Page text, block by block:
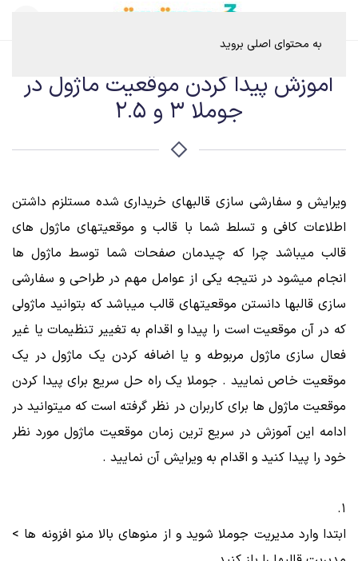
به محتوای اصلی بروید
آموزش پیدا کردن موقعیت ماژول در
جوملا 3 و 2.5
ویرایش و سفارشی سازی قالبهای خریداری شده مستلزم داشتن
اطلاعات کافی و تسلط شما با قالب و موقعیتهای ماژول های
قالب میباشد چرا که چیدمان صفحات شما توسط ماژول ها
انجام میشود در نتیجه یکی از عوامل مهم در طراحی و سفارشی
سازی قالبها دانستن موقعیتهای قالب میباشد که بتوانید ماژولی
که در آن موقعیت است را پیدا و اقدام به تغییر تنظیمات یا غیر
فعال سازی ماژول مربوطه و یا اضافه کردن یک ماژول در یک
موقعیت خاص نمایید . جوملا یک راه حل سریع برای پیدا کردن
موقعیت ماژول ها برای کاربران در نظر گرفته است که میتوانید در
ادامه این آموزش در سریع ترین زمان موقعیت ماژول مورد نظر
خود را پیدا کنید و اقدام به ویرایش آن نمایید .
1.
ابتدا وارد مدیریت جوملا شوید و از منوهای بالا منو افزونه ها >